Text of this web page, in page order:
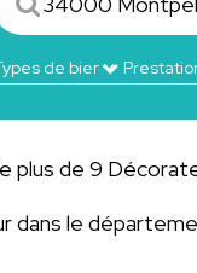
plus de 9
dans le